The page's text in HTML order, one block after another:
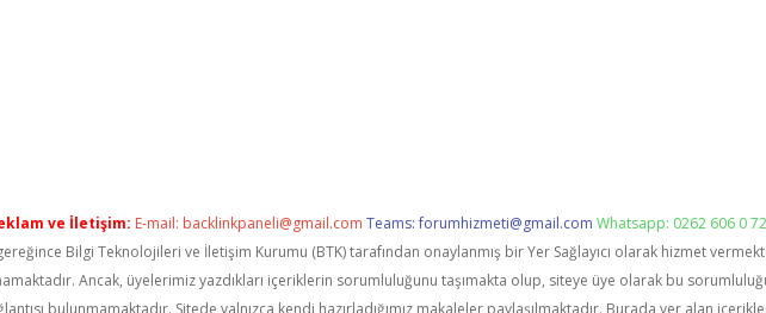
ve İletişim: E-mail: backlinkpaneli@gmail.com Teams:forumhizmeti@gmail.com Whatsapp: 0262 606 0
gereğince Bilgi Teknolojileri ve İletişim Kurumu (BTK) tarafından onaylanmış bir Yer Sağlayıcı olarak hizmet
Ancak, üyelerimiz yazdıkları içeriklerin sorumluluğunu taşımakta olup, siteye üye olarak bu
bulunmamaktadır. Sitede yalnızca kendi hazırladığımız makaleler paylaşılmaktadır. Burada yer alan